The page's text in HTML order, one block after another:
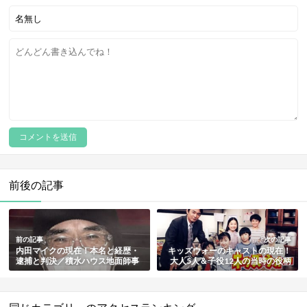
前後の記事
前の記事
内田マイクの現在！本名と経歴・
逮捕と判決／積水ハウス地面師事
件の詳細も解説
次の記事
キッズウォーのキャストの現在！
大人5人＆子役12人の当時の役柄
とその後まとめ